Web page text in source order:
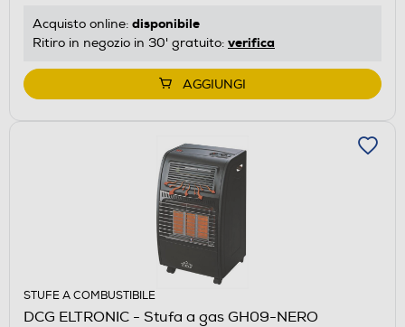
Acquisto online: disponibile
Ritiro in negozio in 30' gratuito: verifica
AGGIUNGI
STUFE A COMBUSTIBILE
DCG ELTRONIC - Stufa a gas GH09-NERO